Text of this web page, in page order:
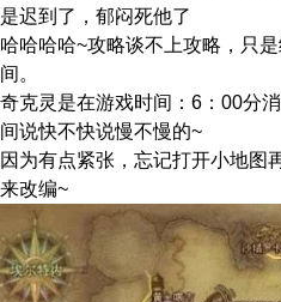
是迟到了，郁闷死他了
哈哈哈哈~攻略谈不上攻略，只
间。
奇克灵是在游戏时间：6：00分
间说快不快说慢不慢的~
因为有点紧张，忘记打开小地图
来改编~